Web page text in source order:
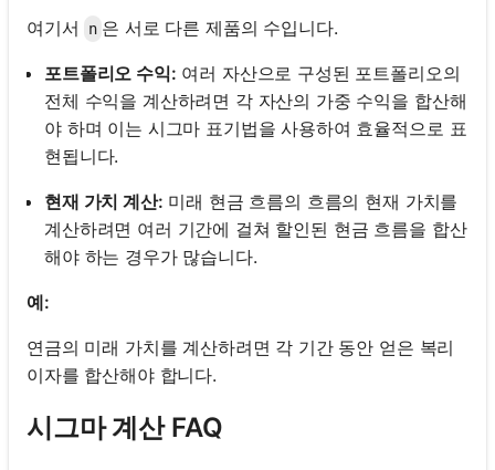
여기서 n 은 서로 다른 제품의 수입니다.
포트폴리오 수익: 여러 자산으로 구성된 포트폴리오의
전체 수익을 계산하려면 각 자산의 가중 수익을 합산해
야 하며 이는 시그마 표기법을 사용하여 효율적으로 표
현됩니다.
현재 가치 계산: 미래 현금 흐름의 흐름의 현재 가치를
계산하려면 여러 기간에 걸쳐 할인된 현금 흐름을 합산
해야 하는 경우가 많습니다.
예:
연금의 미래 가치를 계산하려면 각 기간 동안 얻은 복리
이자를 합산해야 합니다.
시그마 계산 FAQ